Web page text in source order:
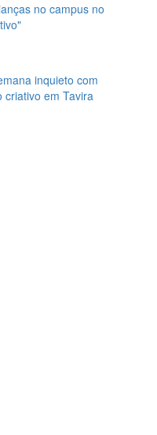
no campus no
inquieto com
criativo em Tavira